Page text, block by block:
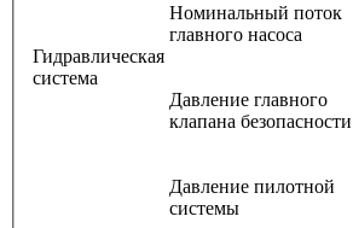
Гидравлическая
система
Номинальный поток
главного насоса
Давление главного
клапана безопасности
Давление пилотной
системы